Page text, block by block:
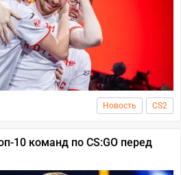
Новость CS2
10 команд по CS:GO перед